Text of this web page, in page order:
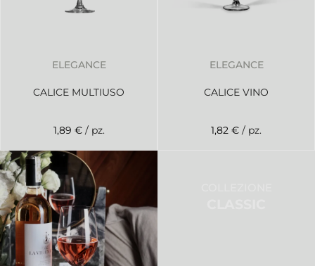
ELEGANCE
CALICE MULTIUSO
1,89 € / pz.
ELEGANCE
CALICE VINO
1,82 € / pz.